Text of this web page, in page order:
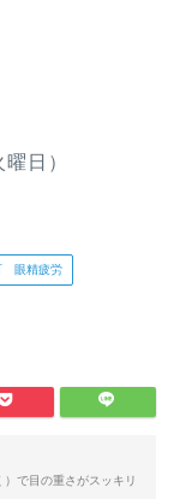
日）
眼精疲労
で目の重さがスッキリ